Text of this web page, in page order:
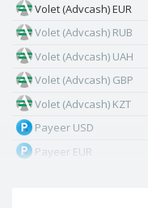
Volet (Advcash) EUR
Volet (Advcash) RUB
Volet (Advcash) UAH
Volet (Advcash) GBP
Volet (Advcash) KZT
Payeer USD
Payeer EUR